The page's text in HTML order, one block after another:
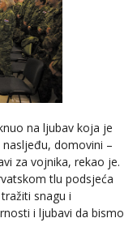
na ljubav koja je
domovini –
za vojnika, rekao je.
tlu podsjeća
snagu i
i ljubavi da bismo